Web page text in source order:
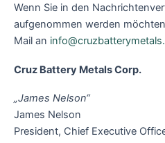
Wenn Sie in den
aufgenommen werden
Mail an
Cruz Battery Metals Corp.
„James Nelson“
James Nelson
President, Chief Executive